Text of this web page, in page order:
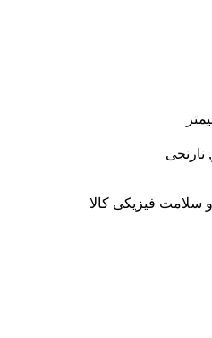
سلامت فیزیکی کالا